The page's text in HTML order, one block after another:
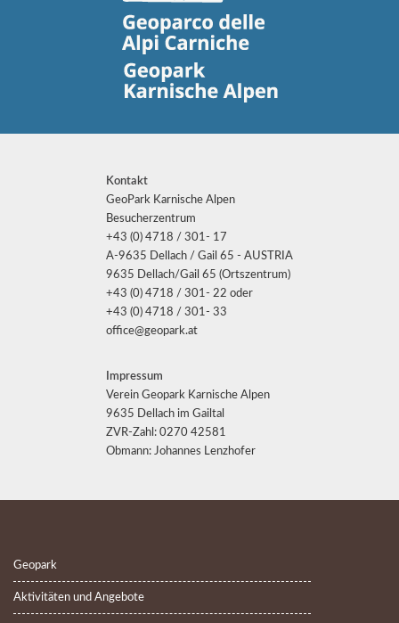
Kontakt
GeoPark Karnische Alpen
Besucherzentrum
+43 (0) 4718 / 301- 17
A-9635 Dellach / Gail 65 - AUSTRIA
9635 Dellach/Gail 65 (Ortszentrum)
+43 (0) 4718 / 301- 22 oder
+43 (0) 4718 / 301- 33
office@geopark.at
Impressum
Verein Geopark Karnische Alpen
9635 Dellach im Gailtal
ZVR-Zahl: 0270 42581
Obmann: Johannes Lenzhofer
Geopark
Aktivitäten und Angebote